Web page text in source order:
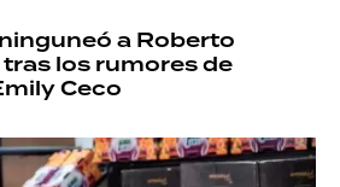
a Roberto
los rumores de
Ceco